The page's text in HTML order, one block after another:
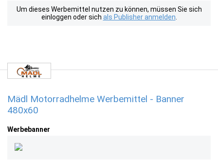
Um dieses Werbemittel nutzen zu können, müssen Sie sich
einloggen oder sich als Publisher anmelden
Mädl Motorradhelme Werbemittel - Banner
480x60
Werbebanner